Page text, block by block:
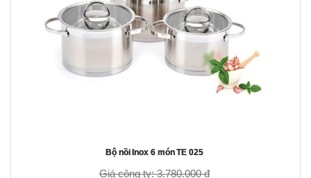
Bộ nồi Inox 6 món TE 025
Giá công ty:3.780.000 đ